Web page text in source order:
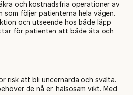
och kostnadsfria operationer av
som följer patienterna hela vägen.
och utseende hos både läpp
för patienten att både äta och
risk att bli undernärda och svälta.
de nå en hälsosam vikt. Med